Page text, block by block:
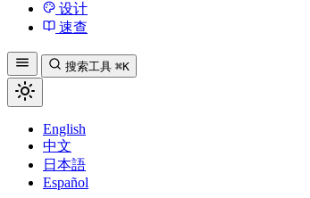
设计
速查
搜索工具 ⌘K
English
中文
日本語
Español